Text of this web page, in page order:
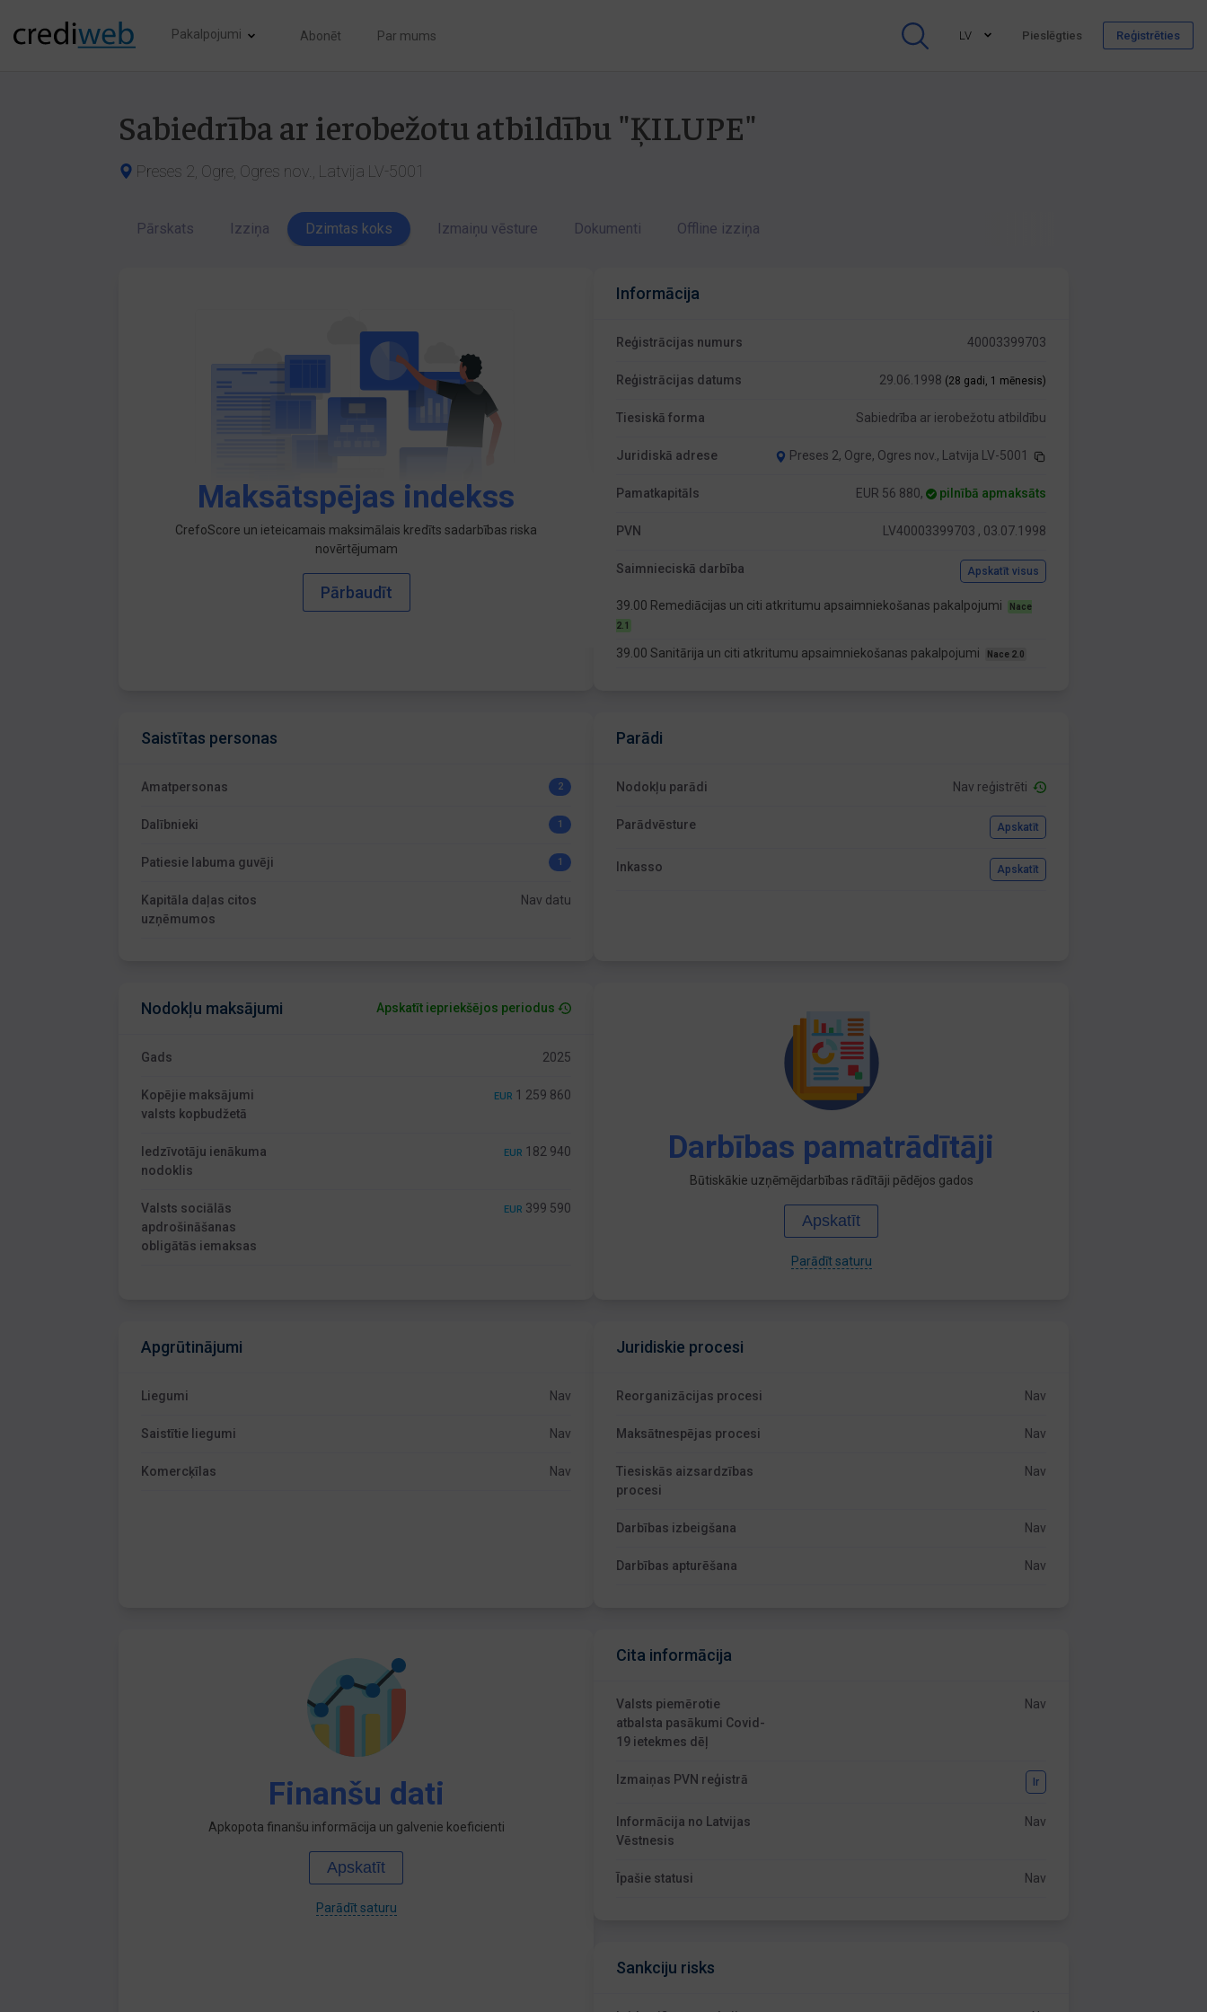
Pakalpojumi Abonēt Par mums LV Pieslēgties Reģistrēties
Sabiedrība ar ierobežotu atbildību "ĶILUPE"
Preses 2, Ogre, Ogres nov., Latvija LV-5001
Pārskats Izziņa Dzimtas koks Izmaiņu vēsture Dokumenti Offline izziņa
Maksātspējas indekss
CrefoScore un ieteicamais maksimālais kredīts sadarbības riska
novērtējumam
Pārbaudīt
Informācija
Reģistrācijas numurs 40003399703
Reģistrācijas datums 29.06.1998 (28 gadi, 1 mēnesis)
Tiesiskā forma Sabiedrība ar ierobežotu atbildību
Juridiskā adrese Preses 2, Ogre, Ogres nov., Latvija LV-5001
Pamatkapitāls EUR 56 880, pilnībā apmaksāts
PVN LV40003399703 , 03.07.1998
Saimnieciskā darbība Apskatīt visus
39.00 Remediācijas un citi atkritumu apsaimniekošanas pakalpojumi
Nace
2.1
39.00 Sanitārija un citi atkritumu apsaimniekošanas pakalpojumi Nace 2.0
Saistītas personas
Amatpersonas 2
Dalībnieki 1
Patiesie labuma guvēji 1
Kapitāla daļas citos
uzņēmumos
Nav datu
Parādi
Nodokļu parādi Nav reģistrēti
Parādvēsture Apskatīt
Inkasso Apskatīt
Nodokļu maksājumi Apskatīt iepriekšējos periodus
Gads 2025
Kopējie maksājumi
valsts kopbudžetā
EUR 1 259 860
Iedzīvotāju ienākuma
nodoklis
EUR 182 940
Valsts sociālās
apdrošināšanas
obligātās iemaksas
EUR 399 590
Darbības pamatrādītāji
Būtiskākie uzņēmējdarbības rādītāji pēdējos gados
Apskatīt
Parādīt saturu
Apgrūtinājumi
Liegumi Nav
Saistītie liegumi Nav
Komercķīlas Nav
Juridiskie procesi
Reorganizācijas procesi Nav
Maksātnespējas procesi Nav
Tiesiskās aizsardzības
procesi
Nav
Darbības izbeigšana Nav
Darbības apturēšana Nav
Finanšu dati
Apkopota finanšu informācija un galvenie koeficienti
Apskatīt
Parādīt saturu
Cita informācija
Valsts piemērotie
atbalsta pasākumi Covid-
19 ietekmes dēļ
Nav
Izmaiņas PVN reģistrā Ir
Informācija no Latvijas
Vēstnesis
Nav
Īpašie statusi Nav
Sankciju risks